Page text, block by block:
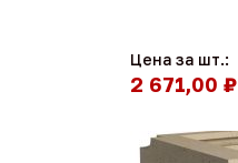
Цена за шт.:
2 671,00 ₽